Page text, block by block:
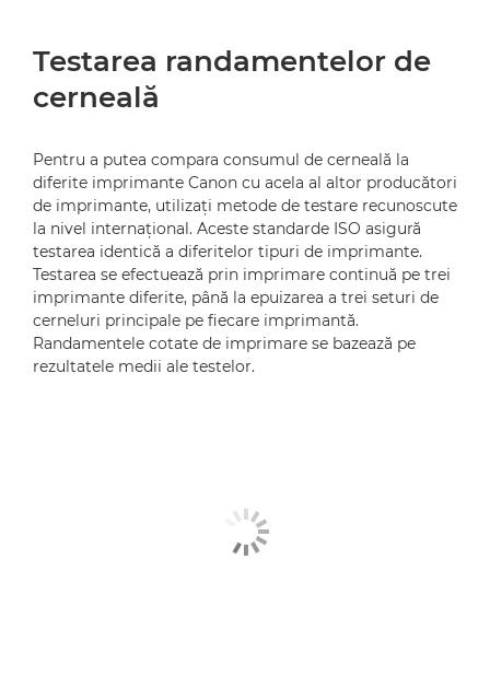
Testarea randamentelor de
cerneală
Pentru a putea compara consumul de cerneală la
diferite imprimante Canon cu acela al altor producători
de imprimante, utilizaţi metode de testare recunoscute
la nivel internaţional. Aceste standarde ISO asigură
testarea identică a diferitelor tipuri de imprimante.
Testarea se efectuează prin imprimare continuă pe trei
imprimante diferite, până la epuizarea a trei seturi de
cerneluri principale pe fiecare imprimantă.
Randamentele cotate de imprimare se bazează pe
rezultatele medii ale testelor.